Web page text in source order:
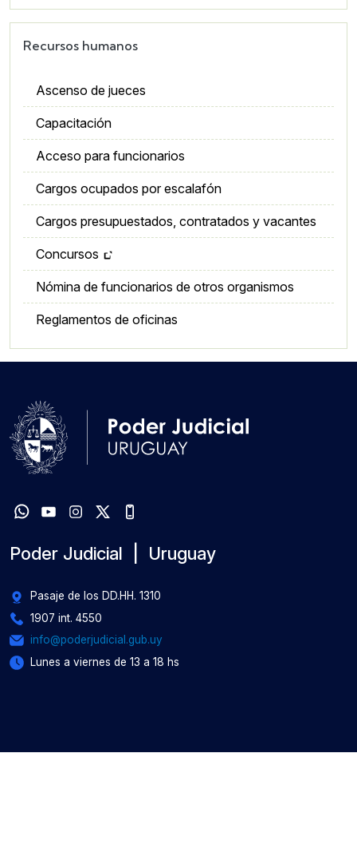
Recursos humanos
Ascenso de jueces
Capacitación
Acceso para funcionarios
Cargos ocupados por escalafón
Cargos presupuestados, contratados y vacantes
Concursos
Nómina de funcionarios de otros organismos
Reglamentos de oficinas
Poder Judicial | Uruguay
Pasaje de los DD.HH. 1310
1907 int. 4550
info@poderjudicial.gub.uy
Lunes a viernes de 13 a 18 hs